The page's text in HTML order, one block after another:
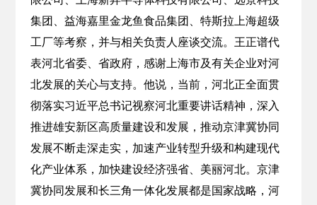
集团、益海嘉里金龙鱼食品集团、特斯拉上海超级
工厂等考察，并与相关负责人座谈交流。王正谱代
表河北省委、省政府，感谢上海市及有关企业对河
北发展的关心与支持。他说，当前，河北正全面贯
彻落实习近平总书记视察河北重要讲话精神，深入
推进雄安新区高质量建设和发展，推动京津冀协同
发展不断走深走实，加速产业转型升级和构建现代
化产业体系，加快建设经济强省、美丽河北。京津
冀协同发展和长三角一体化发展都是国家战略，河